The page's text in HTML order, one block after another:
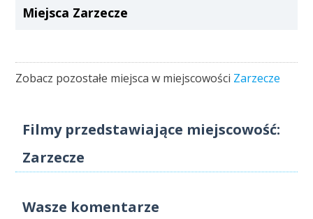
Miejsca Zarzecze
Zobacz pozostałe miejsca w miejscowości Zarzecze
Filmy przedstawiające miejscowość:
Zarzecze
Wasze komentarze